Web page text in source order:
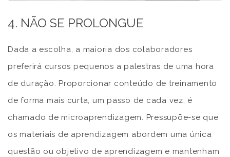
4. NÃO SE PROLONGUE
Dada a escolha, a maioria dos colaboradores
preferirá cursos pequenos a palestras de uma hora
de duração. Proporcionar conteúdo de treinamento
de forma mais curta, um passo de cada vez, é
chamado de microaprendizagem. Pressupõe-se que
os materiais de aprendizagem abordem uma única
questão ou objetivo de aprendizagem e mantenham